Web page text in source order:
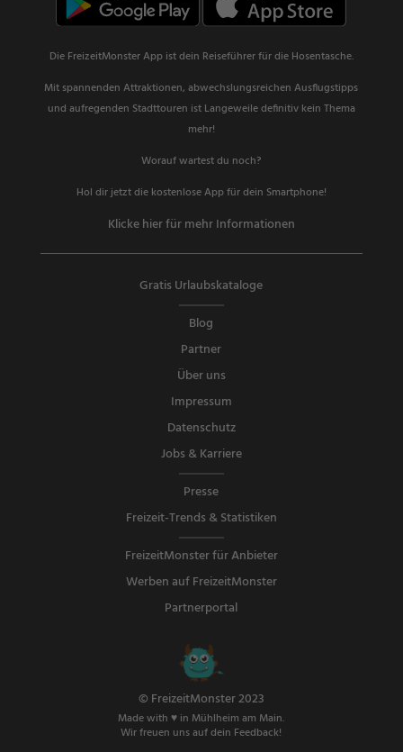
Die FreizeitMonster App ist dein Reiseführer für die Hosentasche.
Mit spannenden Attraktionen, abwechslungsreichen Ausflugstipps
und aufregenden Stadttouren ist Langeweile definitiv kein Thema
mehr!
Worauf wartest du noch?
Hol dir jetzt die kostenlose App für dein Smartphone!
Klicke hier für mehr Informationen
Gratis Urlaubskataloge
Blog
Partner
Über uns
Impressum
Datenschutz
Jobs & Karriere
Presse
Freizeit-Trends & Statistiken
FreizeitMonster für Anbieter
Werben auf FreizeitMonster
Partnerportal
© FreizeitMonster 2023
Made with ♥ in Mühlheim am Main.
Wir freuen uns auf dein Feedback!